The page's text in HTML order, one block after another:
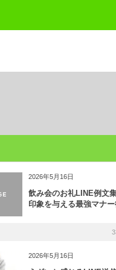
2026年5月16日
飲み会のお礼LINE例文
印象を与える最強マナ
2026年5月16日